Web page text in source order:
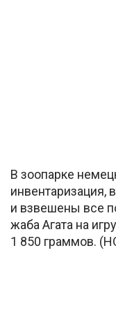
В зоопарке
инвентаризация,
и взвешены все
жаба Агата на
1 850 граммов.